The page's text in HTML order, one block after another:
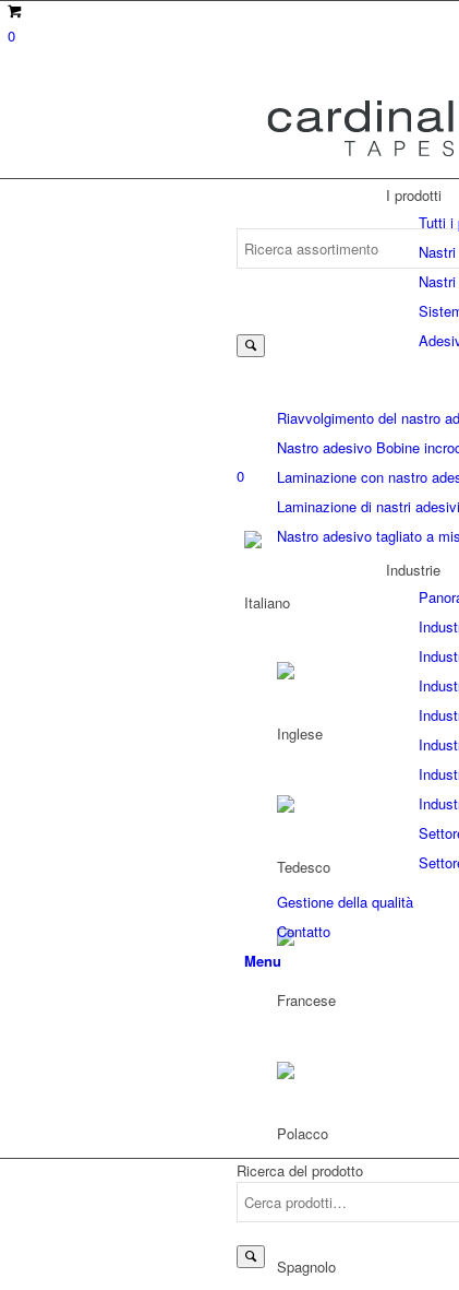
0
0
I prodotti
Tutti i
Riavvolgimento del nastro
Nastro adesivo Bobine
Laminazione con nastro
Laminazione di nastri adesivi
Nastro adesivo tagliato a
Industrie
Gestione della qualità
Contatto
Menu
Ricerca del prodotto